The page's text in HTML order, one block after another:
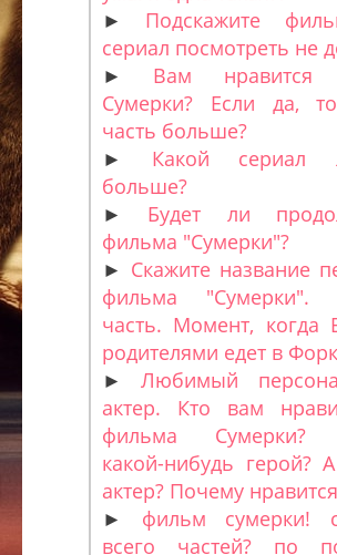
► Подскажите
сериал посмотреть не
► Вам нравится
Сумерки? Если да,
часть больше?
► Какой сериал
больше?
► Будет ли
фильма "Сумерки"?
► Скажите название
фильма "Сумерки".
часть. Момент, когда
родителями едет в
►Любимый
актер. Кто вам
фильма Сумерки?
какой-нибудь герой?
актер? Почему
► фильм сумерки!
всего частей? по